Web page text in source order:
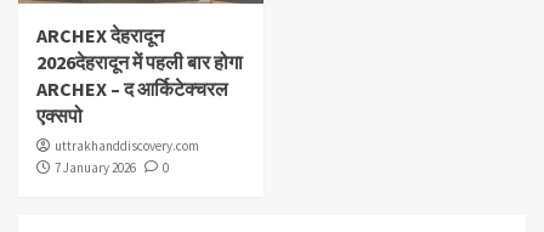
ARCHEX देहरादून
2026देहरादून में पहली बार होगा
ARCHEX – द आर्किटेक्चरल
एक्सपो
uttrakhanddiscovery.com
7 January 2026
0